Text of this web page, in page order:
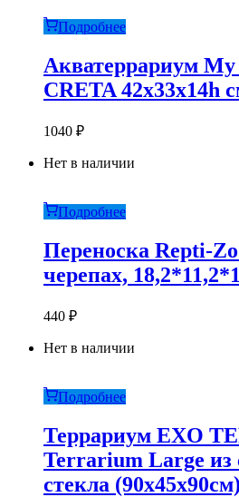
Подробнее
Акватеррариум My
CRETA 42x33x14h
1040 ₽
Нет в наличии
Подробнее
Переноска Repti-
черепах,
440 ₽
Нет в наличии
Подробнее
Террариум EXO
Terrarium Large из
стекла